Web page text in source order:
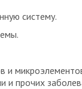
систему.
и
и прочих